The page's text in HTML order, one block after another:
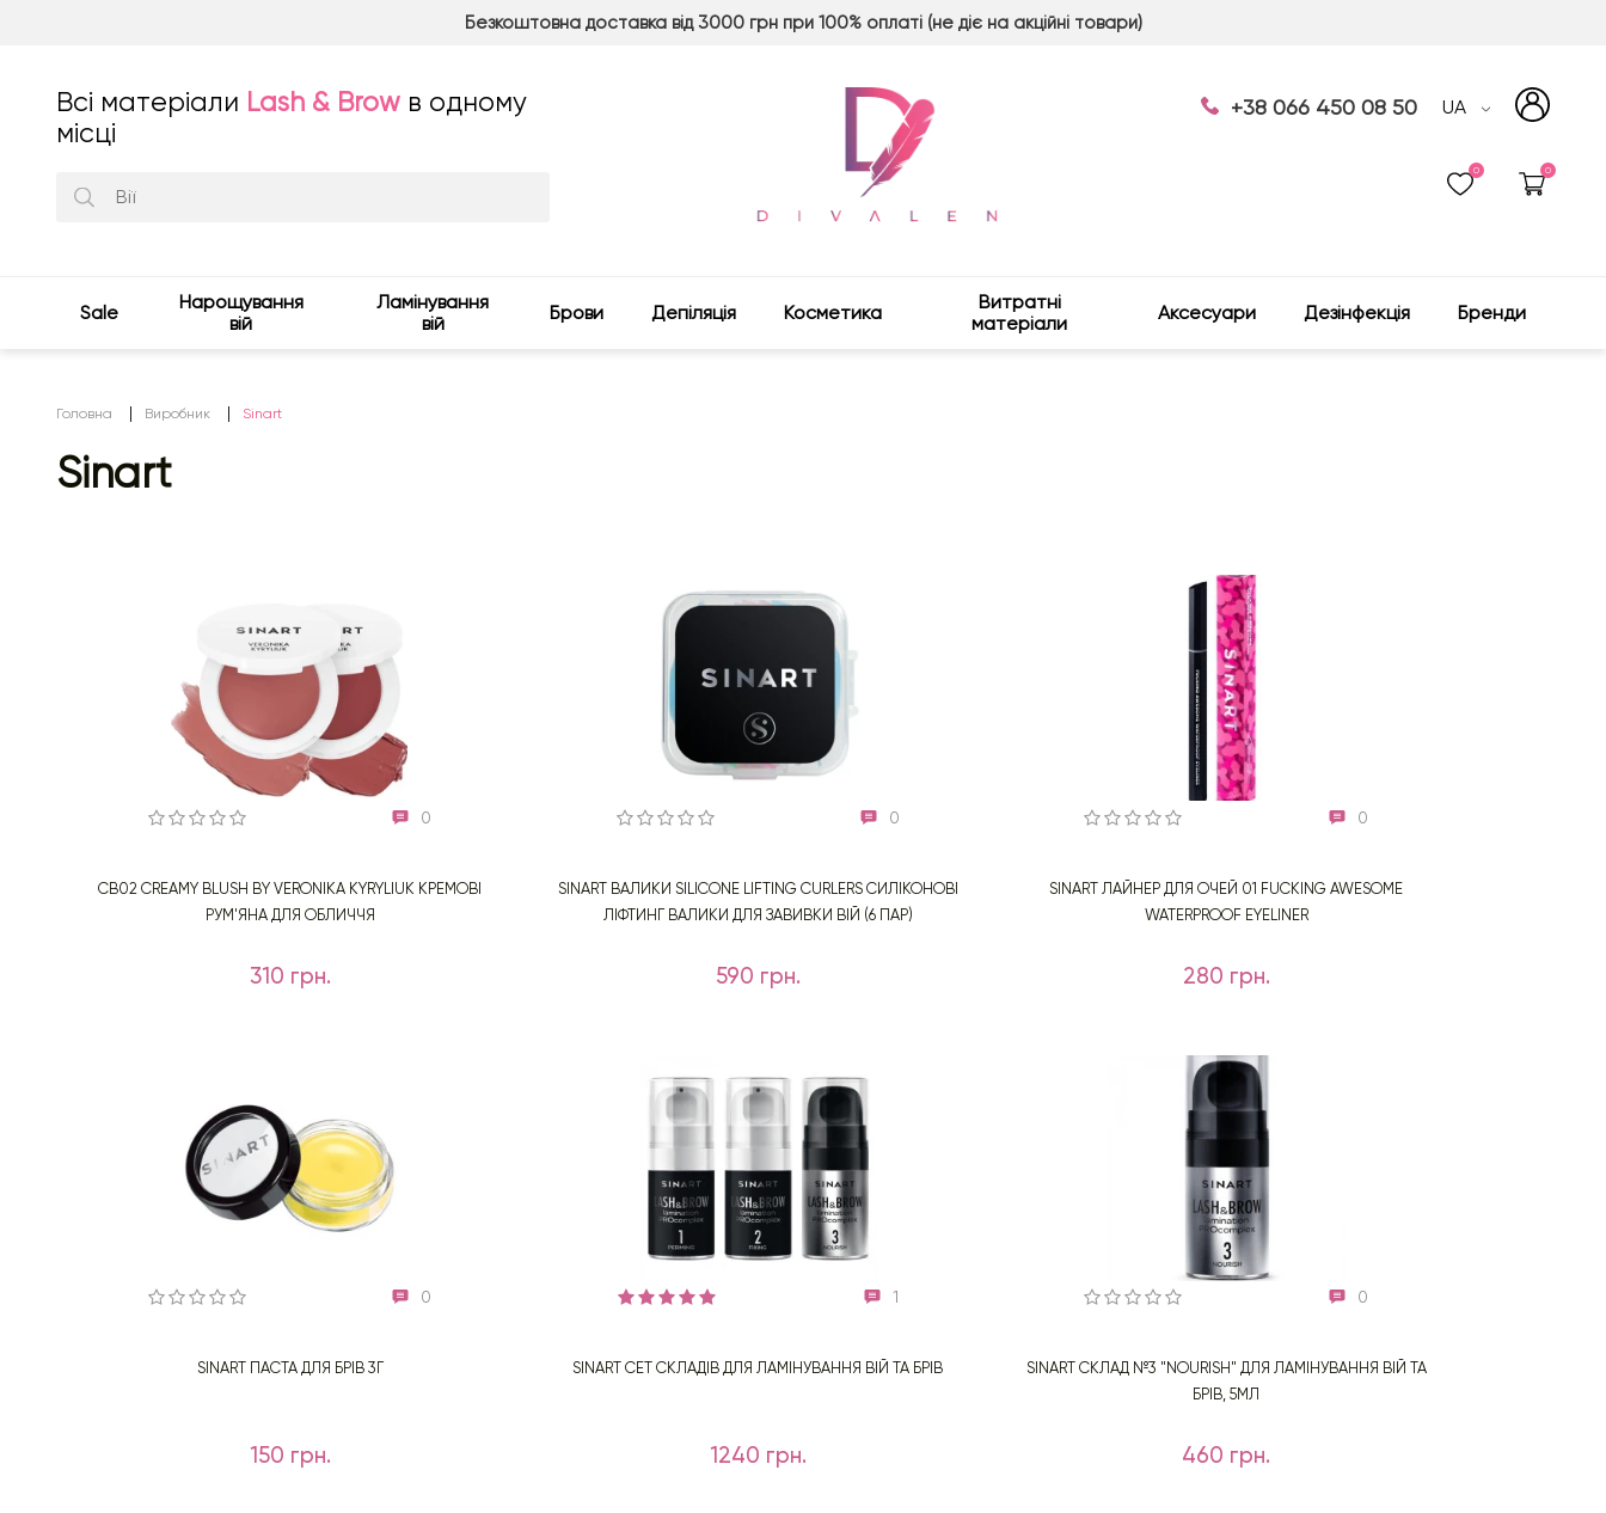
Безкоштовна доставка від 3000 грн при 100% оплаті (не діє на акційні товари)
Всі матеріали Lash & Brow в одному
місці
+38 066 450 08 50 UA
0 0
Sale
Нарощування
вій
Ламінування
вій
Брови Депіляція Косметика
Витратні
матеріали
Аксесуари Дезінфекція Бренди
Головна Виробник Sinart
Sinart
0
CB02 CREAMY BLUSH BY VERONIKA KYRYLIUK КРЕМОВІ
РУМ'ЯНА ДЛЯ ОБЛИЧЧЯ
310 грн.
0
SINART ВАЛИКИ SILICONE LIFTING CURLERS СИЛІКОНОВІ
ЛІФТИНГ ВАЛИКИ ДЛЯ ЗАВИВКИ ВІЙ (6 ПАР)
590 грн.
0
SINART ЛАЙНЕР ДЛЯ ОЧЕЙ 01 FUCKING AWESOME
WATERPROOF EYELINER
280 грн.
0
SINART ПАСТА ДЛЯ БРІВ 3Г
150 грн.
1
SINART СЕТ СКЛАДІВ ДЛЯ ЛАМІНУВАННЯ ВІЙ ТА БРІВ
1240 грн.
0
SINART СКЛАД №3 "NOURISH" ДЛЯ ЛАМІНУВАННЯ ВІЙ ТА
БРІВ, 5МЛ
460 грн.